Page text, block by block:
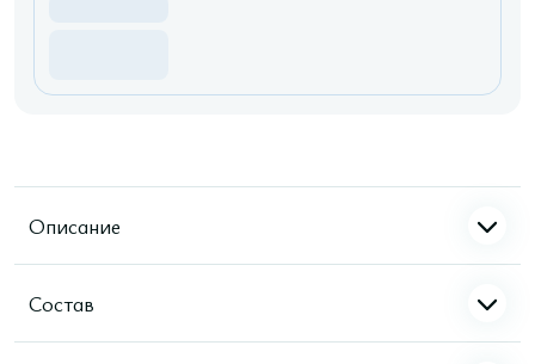
Описание
Состав